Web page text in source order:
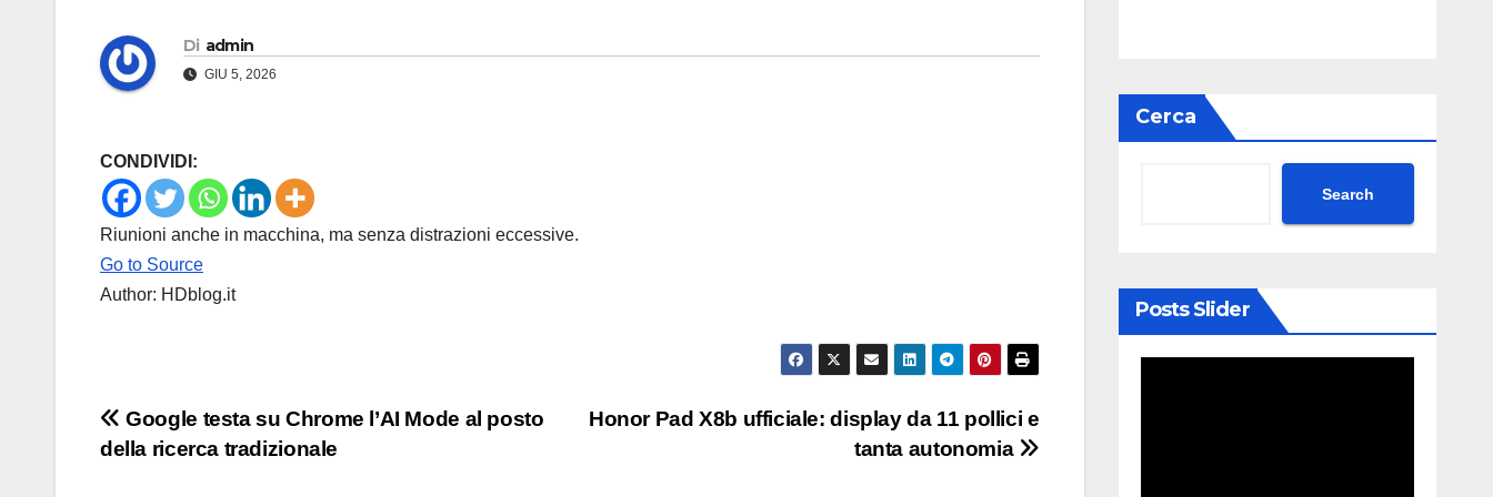
Di admin
GIU 5, 2026
CONDIVIDI:
Riunioni anche in macchina, ma senza distrazioni eccessive.
Go to Source
Author: HDblog.it
Navigazione
Honor Pad X8b ufficiale: display da 11 pollici e
tanta autonomia
Google testa su Chrome l’AI Mode al posto
della ricerca tradizionale
Cerca
Search
Posts Slider